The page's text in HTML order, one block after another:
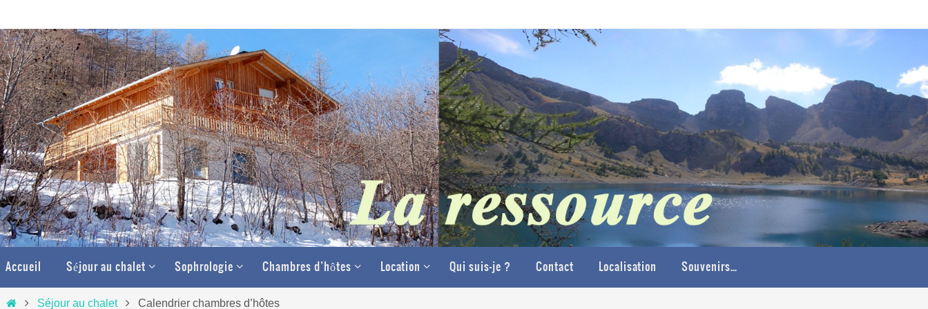
vers
le
contenu
vers
le
contenu
Accueil Séjour au chalet Sophrologie Chambres d’hôtes Location Qui suis-je ? Contact Localisation Souvenirs…
HomeSéjour au chalet Calendrier chambres d’hôtes